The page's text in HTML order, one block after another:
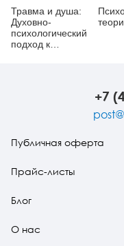
Травма и душа:
Духовно-
психологический
подход к
+7
Публичная оферта
Прайс-листы
Блог
О нас